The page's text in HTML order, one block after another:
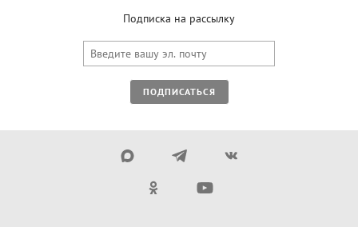
Подписка на рассылку
ПОДПИСАТЬСЯ